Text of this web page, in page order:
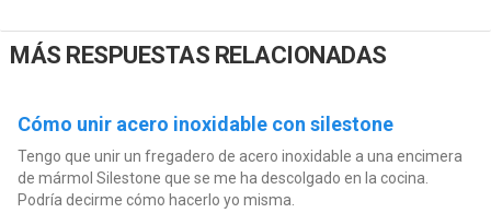
MÁS RESPUESTAS RELACIONADAS
Cómo unir acero inoxidable con silestone
Tengo que unir un fregadero de acero inoxidable a una encimera
de mármol Silestone que se me ha descolgado en la cocina.
Podría decirme cómo hacerlo yo misma.